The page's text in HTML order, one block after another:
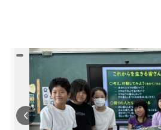
Previous